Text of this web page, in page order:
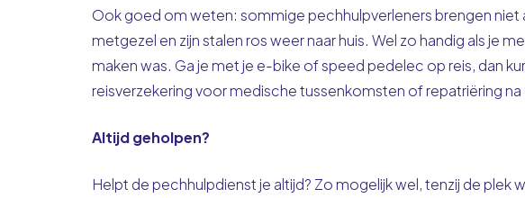
Ook goed om weten: sommige pechhulpverleners brengen niet
metgezel en zijn stalen ros weer naar huis. Wel zo handig als je
maken was. Ga je met je e-bike of speed pedelec op reis, dan
reisverzekering voor medische tussenkomsten of repatriëring
Altijd geholpen?
Helpt de pechhulpdienst je altijd? Zo mogelijk wel, tenzij de plek